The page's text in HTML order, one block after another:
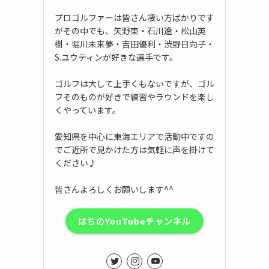
プロゴルファーは皆さん凄い方ばかりです
がその中でも、矢野東・石川遼・松山英
樹・堀川未来夢・吉田優利・渋野日向子・
S.ユウティンが好きな選手です。
ゴルフは大して上手くもないですが、ゴル
フそのものが好きで練習やラウンドを楽し
くやっています。
愛知県を中心に東海エリアで活動中ですの
でご近所で見かけた方は気軽に声を掛けて
ください♪
皆さんよろしくお願いします^^
はちのYouTubeチャンネル